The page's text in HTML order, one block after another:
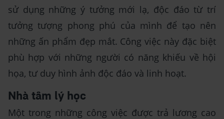
sử dụng những ý tưởng mới lạ, độc đáo từ trí
tưởng tượng phong phú của mình để tạo nên
những ấn phẩm đẹp mắt. Công việc này đặc biệt
phù hợp với những người có năng khiếu về hội
họa, tư duy hình ảnh độc đáo và linh hoạt.
Nhà tâm lý học
Một trong những công việc được trả lương cao